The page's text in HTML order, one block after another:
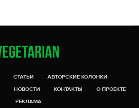
СТАТЬИ
АВТОРСКИЕ КОЛОНКИ
НОВОСТИ КОНТАКТЫ
О ПРОЕКТЕ
РЕКЛАМА